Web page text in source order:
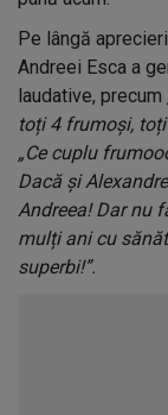
Pe lângă
Andreei Esca a
laudative, precum
toți 4 frumoși,
„Ce cuplu
Dacă și
Andreea! Dar nu
mulți ani cu
superbi!”.